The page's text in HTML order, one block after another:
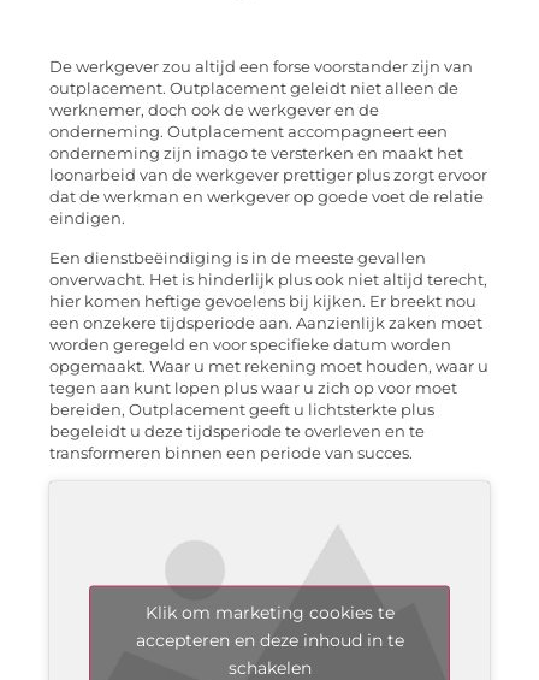
De werkgever zou altijd een forse voorstander zijn van
outplacement. Outplacement geleidt niet alleen de
werknemer, doch ook de werkgever en de
onderneming. Outplacement accompagneert een
onderneming zijn imago te versterken en maakt het
loonarbeid van de werkgever prettiger plus zorgt ervoor
dat de werkman en werkgever op goede voet de relatie
eindigen.
Een dienstbeëindiging is in de meeste gevallen
onverwacht. Het is hinderlijk plus ook niet altijd terecht,
hier komen heftige gevoelens bij kijken. Er breekt nou
een onzekere tijdsperiode aan. Aanzienlijk zaken moet
worden geregeld en voor specifieke datum worden
opgemaakt. Waar u met rekening moet houden, waar u
tegen aan kunt lopen plus waar u zich op voor moet
bereiden, Outplacement geeft u lichtsterkte plus
begeleidt u deze tijdsperiode te overleven en te
transformeren binnen een periode van succes.
Klik om marketing cookies te
accepteren en deze inhoud in te
schakelen